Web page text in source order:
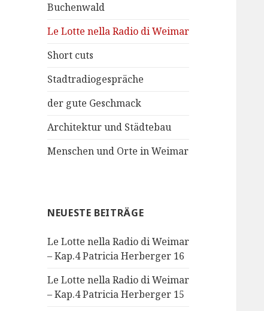
Buchenwald
Le Lotte nella Radio di Weimar
Short cuts
Stadtradiogespräche
der gute Geschmack
Architektur und Städtebau
Menschen und Orte in Weimar
NEUESTE BEITRÄGE
Le Lotte nella Radio di Weimar
– Kap.4 Patricia Herberger 16
Le Lotte nella Radio di Weimar
– Kap.4 Patricia Herberger 15